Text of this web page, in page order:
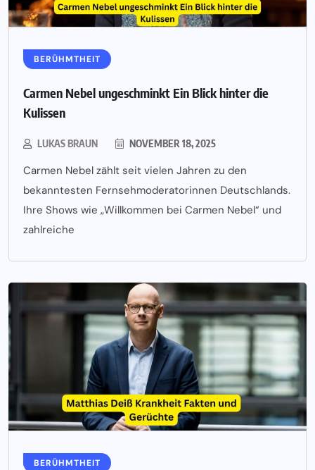
BERÜHMTHEIT
Carmen Nebel ungeschminkt Ein Blick hinter die
Kulissen
LUKAS BRAUN NOVEMBER 18, 2025
Carmen Nebel zählt seit vielen Jahren zu den
bekanntesten Fernsehmoderatorinnen Deutschlands.
Ihre Shows wie „Willkommen bei Carmen Nebel“ und
zahlreiche
BERÜHMTHEIT